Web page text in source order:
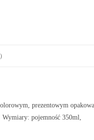
prezentowym
pojemność 350ml,